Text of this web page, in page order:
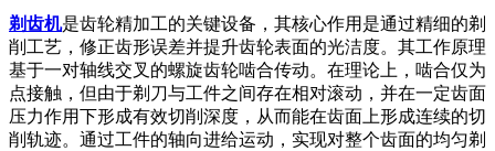
剃齿机是齿轮精加工的关键设备，其核心作用是通过精细的剃
削工艺，修正齿形误差并提升齿轮表面的光洁度。其工作原理
基于一对轴线交叉的螺旋齿轮啮合传动。在理论上，啮合仅为
点接触，但由于剃刀与工件之间存在相对滚动，并在一定齿面
压力作用下形成有效切削深度，从而能在齿面上形成连续的切
削轨迹。通过工件的轴向进给运动，实现对整个齿面的均匀剃